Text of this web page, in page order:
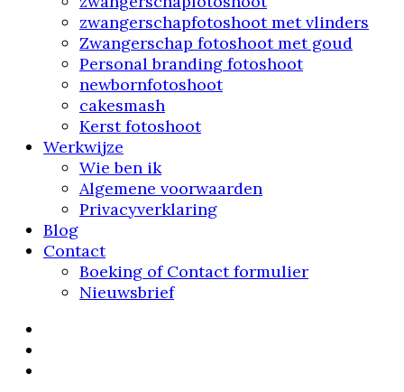
zwangerschapfotoshoot met vlinders
Zwangerschap fotoshoot met goud
Personal branding fotoshoot
newbornfotoshoot
cakesmash
Kerst fotoshoot
Werkwijze
Wie ben ik
Algemene voorwaarden
Privacyverklaring
Blog
Contact
Boeking of Contact formulier
Nieuwsbrief